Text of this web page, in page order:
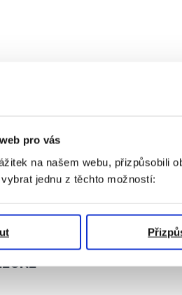
pro vás
na našem webu, přizpůsobili
jednu z těchto možností: